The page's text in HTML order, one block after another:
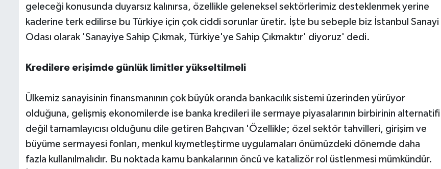
geleceği konusunda duyarsız kalınırsa, özellikle geleneksel sektörlerimiz desteklenmek yerine
kaderine terk edilirse bu Türkiye için çok ciddi sorunlar üretir. İşte bu sebeple biz İstanbul Sanayi
Odası olarak 'Sanayiye Sahip Çıkmak, Türkiye'ye Sahip Çıkmaktır' diyoruz' dedi.
Kredilere erişimde günlük limitler yükseltilmeli
Ülkemiz sanayisinin finansmanının çok büyük oranda bankacılık sistemi üzerinden yürüyor
olduğuna, gelişmiş ekonomilerde ise banka kredileri ile sermaye piyasalarının birbirinin alternatifi
değil tamamlayıcısı olduğunu dile getiren Bahçıvan 'Özellikle; özel sektör tahvilleri, girişim ve
büyüme sermayesi fonları, menkul kıymetleştirme uygulamaları önümüzdeki dönemde daha
fazla kullanılmalıdır. Bu noktada kamu bankalarının öncü ve katalizör rol üstlenmesi mümkündür.